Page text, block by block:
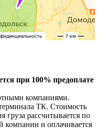
при 100% предоплате
компаниями.
ТК. Стоимость
груза рассчитывается по
компании и оплачивается